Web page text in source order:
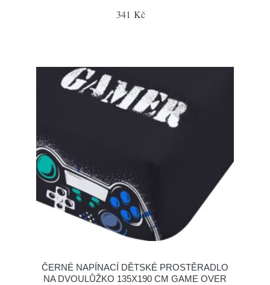
341 Kč
ČERNÉ NAPÍNACÍ DĚTSKÉ PROSTĚRADLO
NA DVOULŮŽKO 135X190 CM GAME OVER